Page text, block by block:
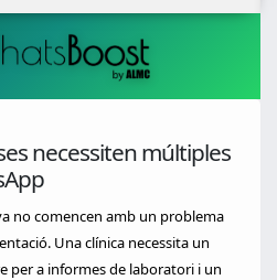
necessiten múltiples
no comencen amb un problema
Una clínica necessita un
per a informes de laboratori i un